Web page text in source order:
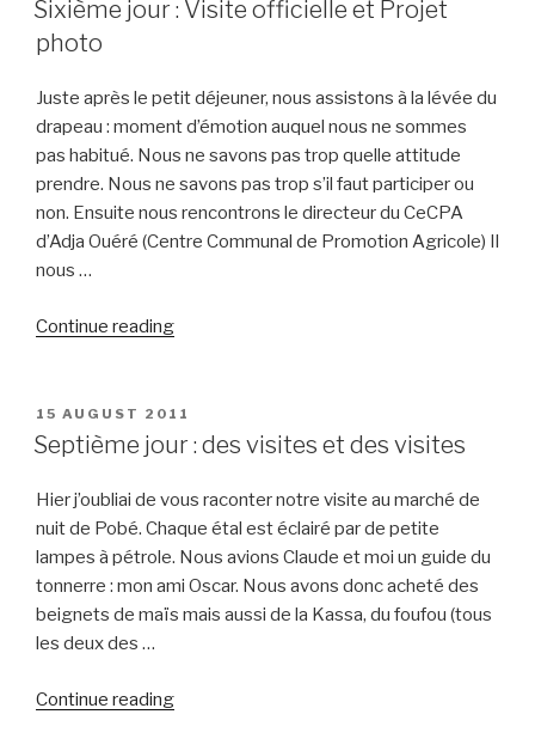
vie
au
CETA”
Sixième jour : Visite officielle et Projet
photo
Juste après le petit déjeuner, nous assistons à la lévée du
drapeau : moment d’émotion auquel nous ne sommes
pas habitué. Nous ne savons pas trop quelle attitude
prendre. Nous ne savons pas trop s’il faut participer ou
non. Ensuite nous rencontrons le directeur du CeCPA
d’Adja Ouéré (Centre Communal de Promotion Agricole) Il
nous …
Continue reading“Sixième
Visite
officielle
Projet
photo”
POSTED
ON
15 AUGUST 2011
Septième jour : des visites et des visites
Hier j’oubliai de vous raconter notre visite au marché de
nuit de Pobé. Chaque étal est éclairé par de petite
lampes à pétrole. Nous avions Claude et moi un guide du
tonnerre : mon ami Oscar. Nous avons donc acheté des
beignets de maïs mais aussi de la Kassa, du foufou (tous
les deux des …
Continue reading“Septième